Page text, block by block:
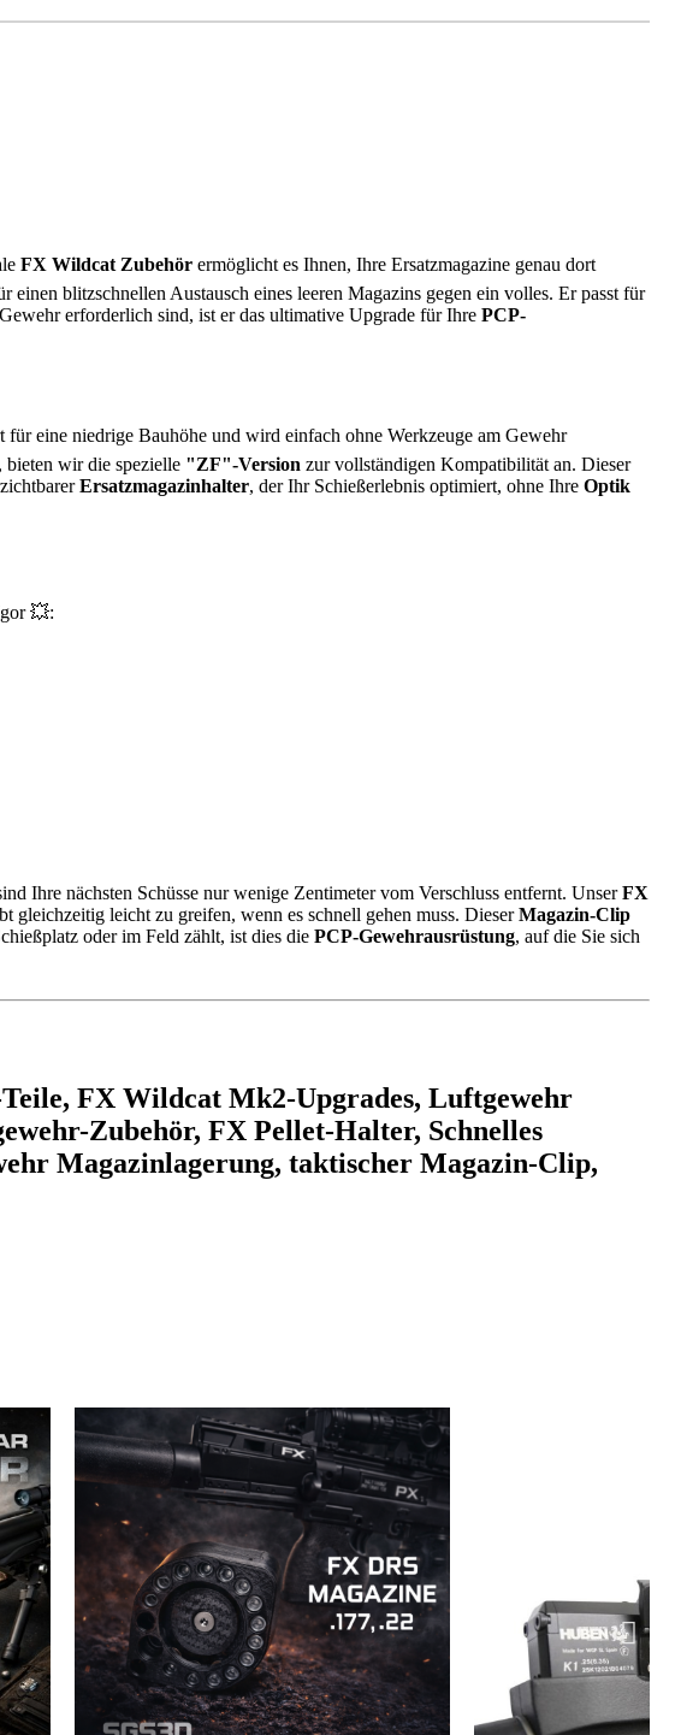
FX Wildcat Zubehör ermöglicht es Ihnen, Ihre Ersatzmagazine genau dort
einen blitzschnellen Austausch eines leeren Magazins gegen ein volles. Er passt für
erforderlich sind, ist er das ultimative Upgrade für Ihre PCP-
eine niedrige Bauhöhe und wird einfach ohne Werkzeuge am Gewehr
bieten wir die spezielle "ZF"-Version zur vollständigen Kompatibilität an. Dieser
Ersatzmagazinhalter, der Ihr Schießerlebnis optimiert, ohne Ihre Optik
💥:
Ihre nächsten Schüsse nur wenige Zentimeter vom Verschluss entfernt. UnserFX
gleichzeitig leicht zu greifen, wenn es schnell gehen muss. DieserMagazin-Clip
oder im Feld zählt, ist dies die PCP-Gewehrausrüstung, auf die Sie sich
FX Wildcat Mk2-Upgrades, Luftgewehr
Zubehör, FX Pellet-Halter, Schnelles
Magazinlagerung, taktischer Magazin-Clip,